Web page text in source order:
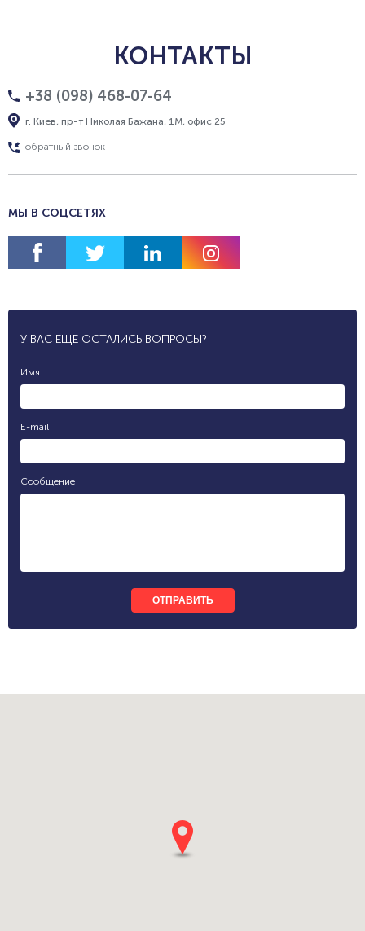
КОНТАКТЫ
+38 (098) 468-07-64
г. Киев, пр-т Николая Бажана, 1М, офис 25
обратный звонок
МЫ В СОЦСЕТЯХ
У ВАС ЕЩЕ ОСТАЛИСЬ ВОПРОСЫ?
Имя
E-mail
Сообщение
ОТПРАВИТЬ